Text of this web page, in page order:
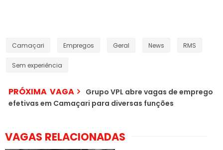
Camaçari Empregos Geral News RMS
Sem experiência
PRÓXIMA VAGA
Grupo VPL abre vagas de emprego
efetivas em Camaçari para diversas funções
VAGAS RELACIONADAS